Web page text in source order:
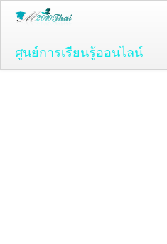
ศูนย์การเรียนรู้ออนไลน์